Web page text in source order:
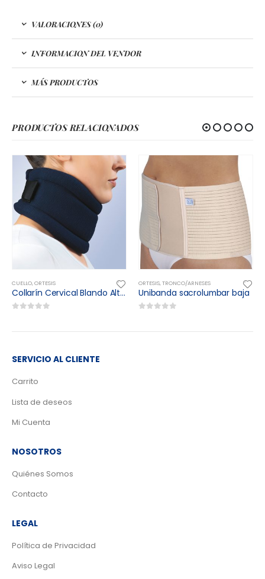
VALORACIONES (0)
INFORMACION DEL VENDOR
MÁS PRODUCTOS
PRODUCTOS RELACIONADOS
CUELLO,ORTESIS
Collarín Cervical Blando Altura 9,5
ORTESIS,TRONCO/ARNESES
Unibanda sacrolumbar baja
SERVICIO AL CLIENTE
Carrito
Lista de deseos
Mi Cuenta
NOSOTROS
Quiénes Somos
Contacto
LEGAL
Política de Privacidad
Aviso Legal